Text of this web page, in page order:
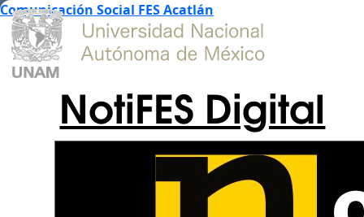
Comunicación Social FES Acatlán
NotiFES Digital